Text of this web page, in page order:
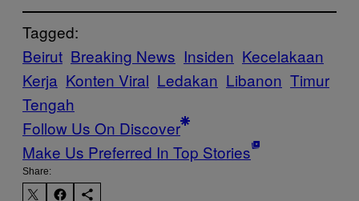
Tagged:
Beirut Breaking News Insiden Kecelakaan
Kerja Konten Viral Ledakan Libanon Timur
Tengah
Follow Us On Discover
Make Us Preferred In Top Stories
Share: